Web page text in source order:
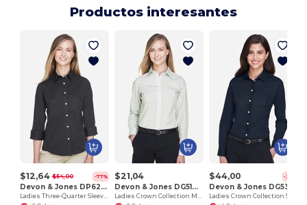
Productos interesantes
$12,64 $54,00 -77%
Devon & Jones DP625W
Ladies Three-Quarter Sleeve Stretch Poplin Blouse
$21,04
Devon & Jones DG510W
Ladies Crown Collection Micro Tattersall
$44,00 -25%